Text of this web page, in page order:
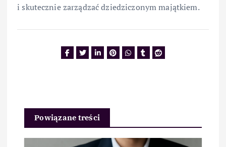
i skutecznie zarządzać dziedziczonym majątkiem.
Powiązane treści